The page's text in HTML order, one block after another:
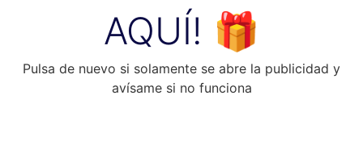
AQUÍ! 🎁
Pulsa de nuevo si solamente se abre la publicidad y
avísame si no funciona